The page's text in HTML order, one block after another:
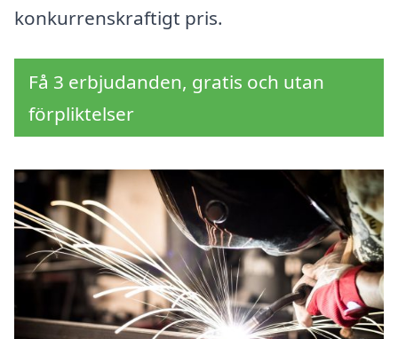
konkurrenskraftigt pris.
Få 3 erbjudanden, gratis och utan
förpliktelser